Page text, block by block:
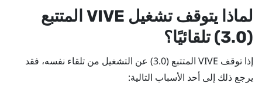
لماذا يتوقف تشغيل VIVE المتتبع
(3.0)‎
تلقائيًا؟
إذا توقف VIVE المتتبع (3.0)‎
عن التشغيل من تلقاء نفسه، فقد
يرجع ذلك إلى أحد الأسباب التالية: